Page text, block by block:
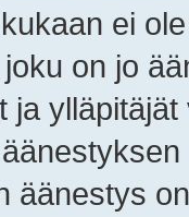
ei
on jo
ja
äänestys